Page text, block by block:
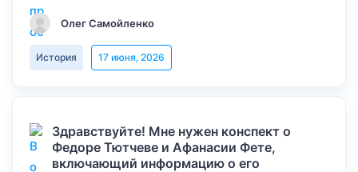
Олег Самойленко
История 17 июня, 2026
Здравствуйте! Мне нужен конспект о
Федоре Тютчеве и Афанасии Фете,
включающий информацию о его